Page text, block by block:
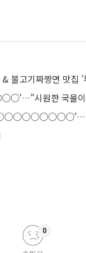
'꾸○○○○○○○○○'…"
0